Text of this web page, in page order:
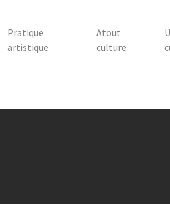
Pratique
artistique
Atout
culture